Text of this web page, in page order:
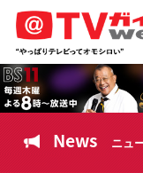
News ニュ